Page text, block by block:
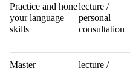
Practice and hone
your language
skills
lecture /
personal
consultation
Master
lecture /